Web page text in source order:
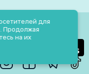
только при
для
Продолжая
на их